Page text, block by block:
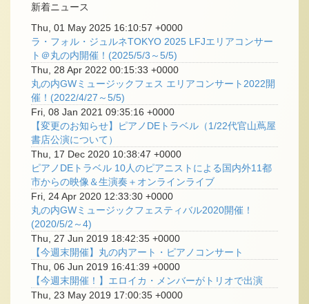
新着ニュース
Thu, 01 May 2025 16:10:57 +0000
ラ・フォル・ジュルネTOKYO 2025 LFJエリアコンサー
ト＠丸の内開催！(2025/5/3～5/5)
Thu, 28 Apr 2022 00:15:33 +0000
丸の内GWミュージックフェス エリアコンサート2022開
催！(2022/4/27～5/5)
Fri, 08 Jan 2021 09:35:16 +0000
【変更のお知らせ】ピアノDEトラベル（1/22代官山蔦屋
書店公演について）
Thu, 17 Dec 2020 10:38:47 +0000
ピアノDEトラベル 10人のピアニストによる国内外11都
市からの映像＆生演奏＋オンラインライブ
Fri, 24 Apr 2020 12:33:30 +0000
丸の内GWミュージックフェスティバル2020開催！
(2020/5/2～4)
Thu, 27 Jun 2019 18:42:35 +0000
【今週末開催】丸の内アート・ピアノコンサート
Thu, 06 Jun 2019 16:41:39 +0000
【今週末開催！】エロイカ・メンバーがトリオで出演
Thu, 23 May 2019 17:00:35 +0000